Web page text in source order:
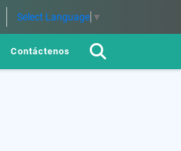
Select Language ▼
Contáctenos